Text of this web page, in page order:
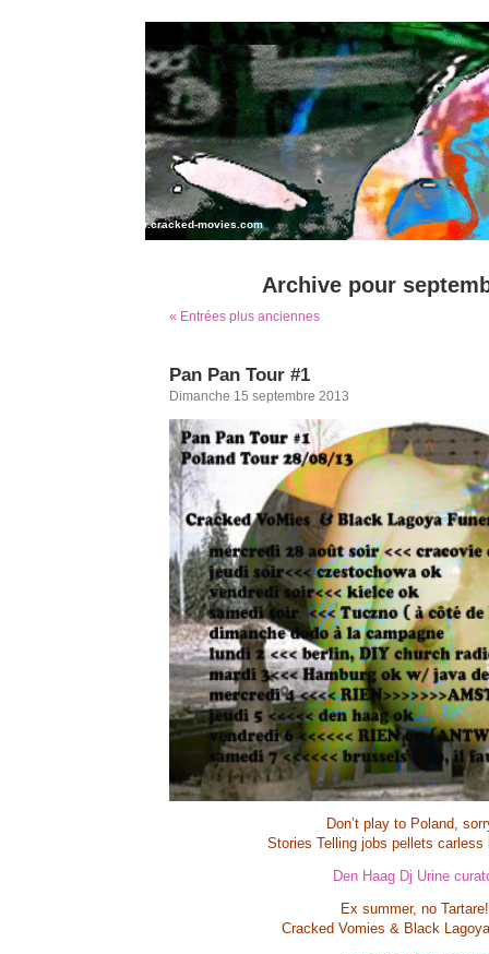
www.cracked-movies.com
ART PERFORMANCE MIX MEDIA
Archive pour
« Entrées plus anciennes
Pan Pan Tour #1
Dimanche 15 septembre 2013
Don’t play to Poland,
Stories Telling jobs pellets
Den Haag Dj Urine
Ex summer, no Tartare!
Cracked Vomies & Black